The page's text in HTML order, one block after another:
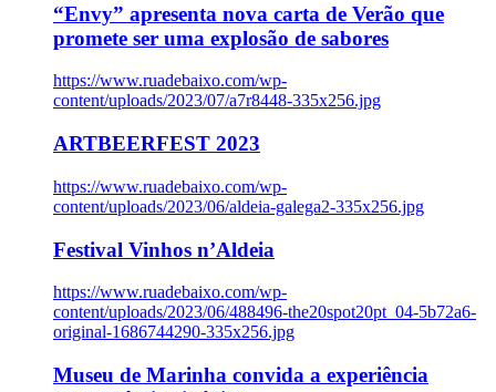
“Envy” apresenta nova carta de Verão que
promete ser uma explosão de sabores
https://www.ruadebaixo.com/wp-
content/uploads/2023/07/a7r8448-335x256.jpg
ARTBEERFEST 2023
https://www.ruadebaixo.com/wp-
content/uploads/2023/06/aldeia-galega2-335x256.jpg
Festival Vinhos n’Aldeia
https://www.ruadebaixo.com/wp-
content/uploads/2023/06/488496-the20spot20pt_04-5b72a6-
original-1686744290-335x256.jpg
Museu de Marinha convida a experiência